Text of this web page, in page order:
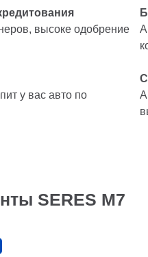
высоке одобрение
у вас авто по
SERES M7